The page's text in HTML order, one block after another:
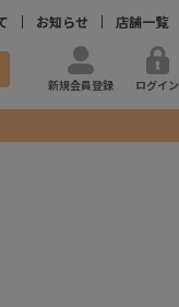
お知らせ 店舗一覧
検索
新規会員登録 ログイン